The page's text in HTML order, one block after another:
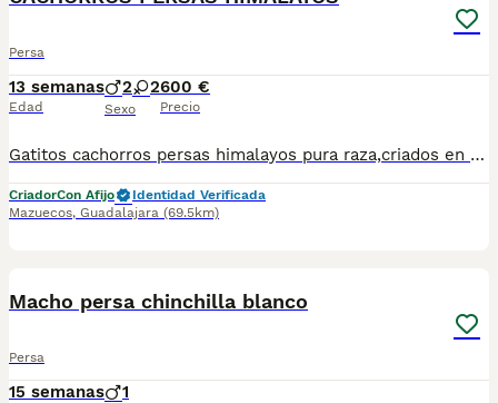
Persa
13 semanas
Edad
2 2
Sexo
600 €
Precio
Gatitos cachorros persas himalayos pura raza,criados en ambiente familiar revisión veterinaria,libres de leucemia, inmunodeficiencia y PKD,se envían a toda España
CriadorCon Afijo
Identidad Verificada
Mazuecos, Guadalajara (69.5km)
Macho persa chinchilla blanco
Persa
15 semanas 1